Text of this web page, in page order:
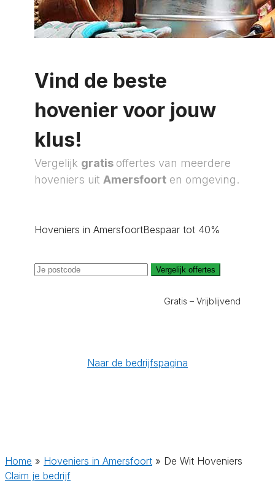
Vind de beste
hovenier voor jouw
klus!
Vergelijk gratis offertes van meerdere
hoveniers uit Amersfoort en omgeving.
Hoveniers in AmersfoortBespaar tot 40%
Vergelijk offertes
Gratis – Vrijblijvend
Naar de bedrijfspagina
Home » Hoveniers in Amersfoort » De Wit Hoveniers
Claim je bedrijf